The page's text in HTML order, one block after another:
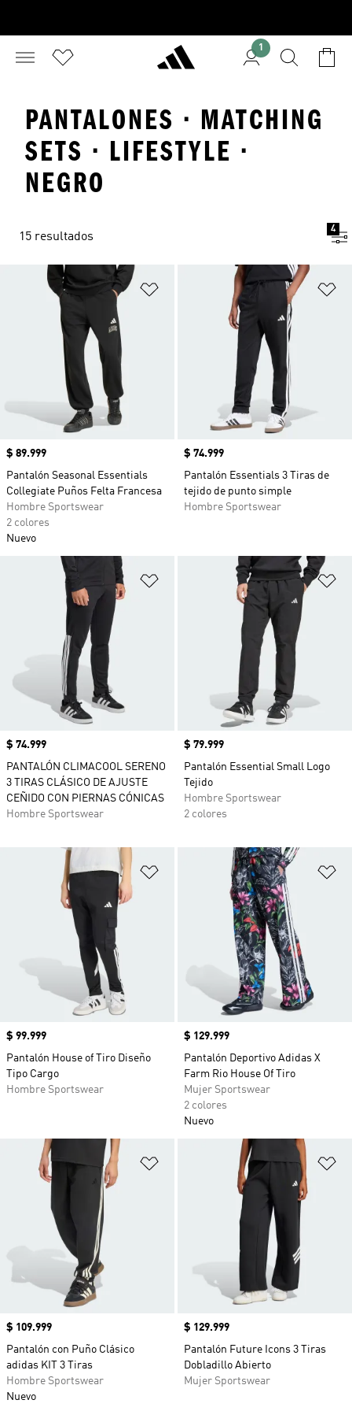
1
PANTALONES · MATCHING
SETS · LIFESTYLE ·
NEGRO
15 resultados
4
Añadir a la lista de deseos
Precio
$ 89.999
Pantalón Seasonal Essentials
Collegiate Puños Felta Francesa
Hombre Sportswear
2 colores
Nuevo
Precio
$ 74.999
Pantalón Essentials 3 Tiras de
tejido de punto simple
Hombre Sportswear
Añadir a la lista de deseos
Precio
$ 74.999
PANTALÓN CLIMACOOL SERENO
3 TIRAS CLÁSICO DE AJUSTE
CEÑIDO CON PIERNAS CÓNICAS
Hombre Sportswear
Precio
$ 79.999
Pantalón Essential Small Logo
Tejido
Hombre Sportswear
2 colores
Añadir a la lista de deseos
Precio
$ 99.999
Pantalón House of Tiro Diseño
Tipo Cargo
Hombre Sportswear
Precio
$ 129.999
Pantalón Deportivo Adidas X
Farm Rio House Of Tiro
Mujer Sportswear
2 colores
Nuevo
Añadir a la lista de deseos
Precio
$ 109.999
Pantalón con Puño Clásico
adidas KIT 3 Tiras
Hombre Sportswear
Nuevo
Precio
$ 129.999
Pantalón Future Icons 3 Tiras
Dobladillo Abierto
Mujer Sportswear